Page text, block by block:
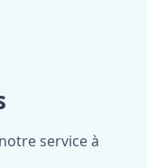
service à